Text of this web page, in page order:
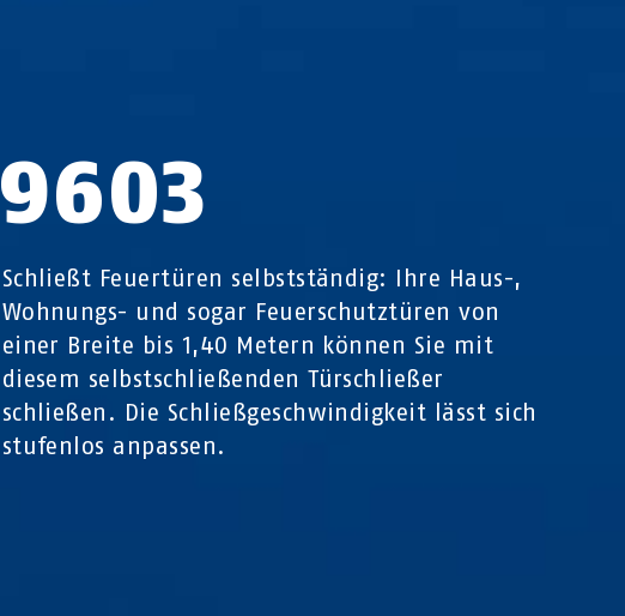
9603
Schließt Feuertüren selbstständig: Ihre Haus-,
Wohnungs- und sogar Feuerschutztüren von
einer Breite bis 1,40 Metern können Sie mit
diesem selbstschließenden Türschließer
schließen. Die Schließgeschwindigkeit lässt sich
stufenlos anpassen.